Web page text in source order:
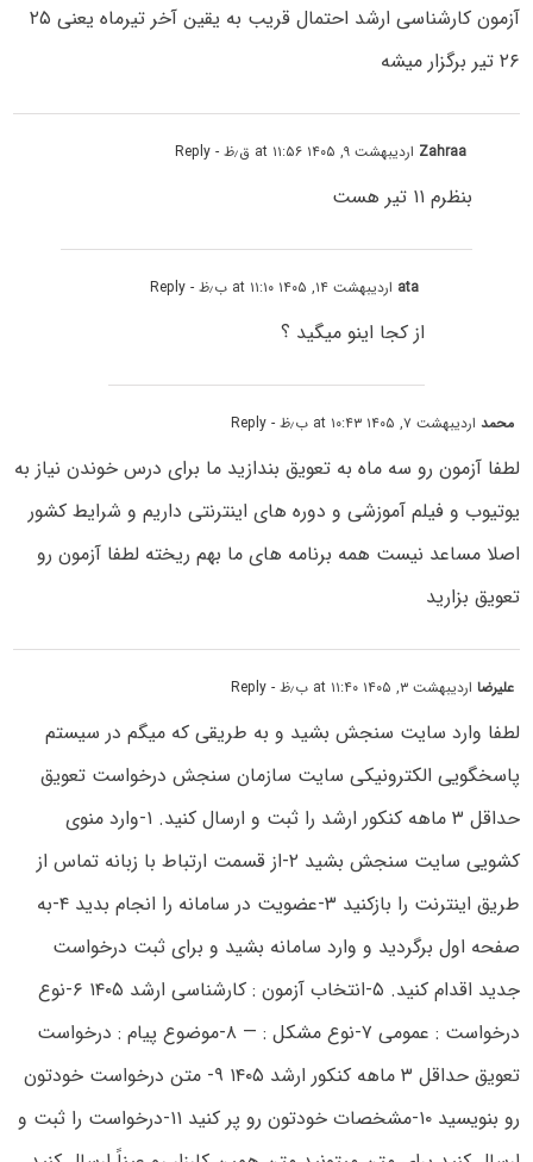
آزمون کارشناسی ارشد احتمال قریب به یقین آخر تیرماه یعنی ۲۵
۲۶ تیر برگزار میشه
Zahraa اردیبهشت ۹, ۱۴۰۵ at ۱۱:۵۶ ق٫ظ - Reply
بنظرم ۱۱ تیر هست
ata اردیبهشت ۱۴, ۱۴۰۵ at ۱۱:۱۰ ب٫ظ - Reply
از کجا اینو میگید ؟
محمداردیبهشت ۷, ۱۴۰۵ at ۱۰:۴۳ ب٫ظ - Reply
لطفا آزمون رو سه ماه به تعویق بندازید ما برای درس خوندن نیاز به
یوتیوب و فیلم آموزشی و دوره های اینترنتی داریم و شرایط کشور
اصلا مساعد نیست همه برنامه های ما بهم ریخته لطفا آزمون رو
تعویق بزارید
علیرضااردیبهشت ۳, ۱۴۰۵ at ۱۱:۴۰ ب٫ظ - Reply
لطفا وارد سایت سنجش بشید و به طریقی که میگم در سیستم
پاسخگویی الکترونیکی سایت سازمان سنجش درخواست تعویق
حداقل ۳ ماهه کنکور ارشد را ثبت و ارسال کنید. ۱-وارد منوی
کشویی سایت سنجش بشید ۲-از قسمت ارتباط با زبانه تماس از
طریق اینترنت را بازکنید ۳-عضویت در سامانه را انجام بدید ۴-به
صفحه اول برگردید و وارد سامانه بشید و برای ثبت درخواست
جدید اقدام کنید. ۵-انتخاب آزمون : کارشناسی ارشد ۱۴۰۵ ۶-نوع
درخواست : عمومی ۷-نوع مشکل : — ۸-موضوع پیام : درخواست
تعویق حداقل ۳ ماهه کنکور ارشد ۱۴۰۵ ۹- متن درخواست خودتون
رو بنویسید ۱۰-مشخصات خودتون رو پر کنید ۱۱-درخواست را ثبت و